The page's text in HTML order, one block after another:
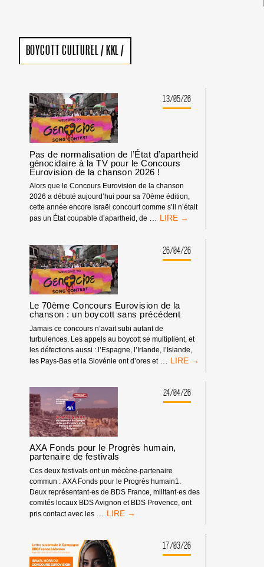
BOYCOTT CULTUREL/ KKL/
13/05/26
Pas de normalisation de l’État d’apartheid
génocidaire à la TV pour le Concours
Eurovision de la chanson 2026 !
Alors que le Concours Eurovision de la chanson
2026 a débuté aujourd’hui pour sa 70ème édition,
cette année encore Israël concourt comme s’il n’était
pas un État coupable d’apartheid, de … PAS
NORMALISATION
DE
L’ÉTAT
LA
TV
POUR
LE
CONCOURS
EUROVISION
DE
CHANSON
2026
26/04/26
Le 70ème Concours Eurovision de la
chanson : un boycott sans précédent
Jamais ce concours n’avait subi autant de
turbulences. Les appels au boycott se multiplient, et
les défections aussi : l’Espagne, l’Irlande, l’Islande,
les Pays-Bas et la Slovénie ont d’ores et
LE
CONCOURS
EUROVISION
DE
UN
PRÉCÉDENT
24/04/26
AXA Fonds pour le Progrès humain,
partenaire de festivals
Ces deux festivals ont un mécène-partenaire
commun : AXA Fonds pour le Progrès humain1.
Deux représentant·es de BDS France, militant·es des
comités locaux BDS Avignon et BDS Provence, ont
pris contact avec les
AXA
LE
PROGRÈS
17/03/26